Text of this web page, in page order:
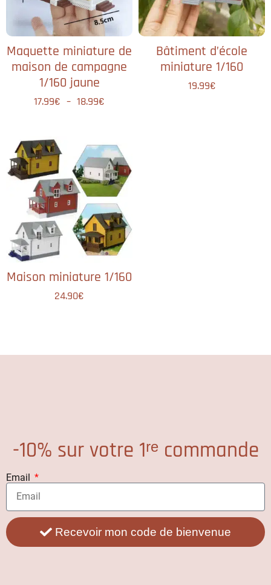
Maquette miniature de
maison de campagne
1/160 jaune
17.99€ – 18.99€
Bâtiment d’école
miniature 1/160
19.99€
Maison miniature 1/160
24.90€
-10% sur votre 1ʳᵉ commande
Email
Recevoir mon code de bienvenue